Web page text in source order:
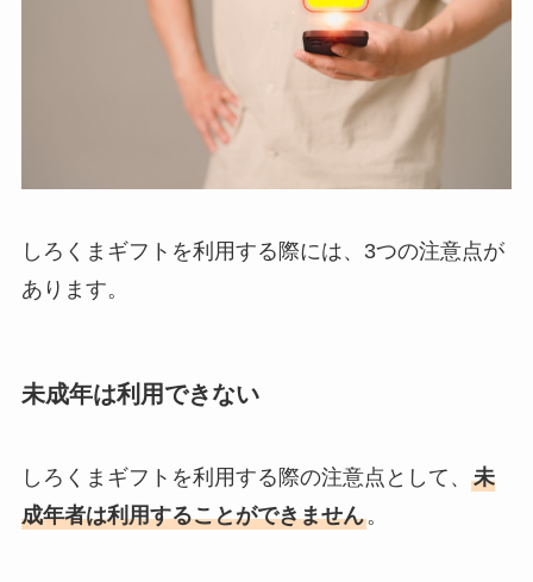
しろくまギフトを利用する際には、3つの注意点が
あります。
未成年は利用できない
しろくまギフトを利用する際の注意点として、 未
成年者は利用することができません。